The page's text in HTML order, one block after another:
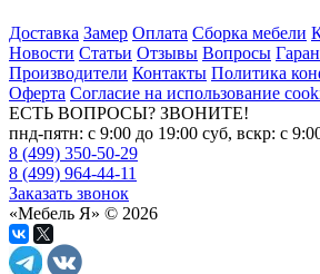
Доставка Замер Оплата Сборка мебели
Новости Статьи Отзывы Вопросы
Производители Контакты Политика
Оферта Согласие на использование
ЕСТЬ ВОПРОСЫ? ЗВОНИТЕ!
пнд-пятн: с 9:00 до 19:00 суб, вскр: с
8 (499) 350-50-29
8 (499) 964-44-11
Заказать звонок
«Мебель Я» © 2026